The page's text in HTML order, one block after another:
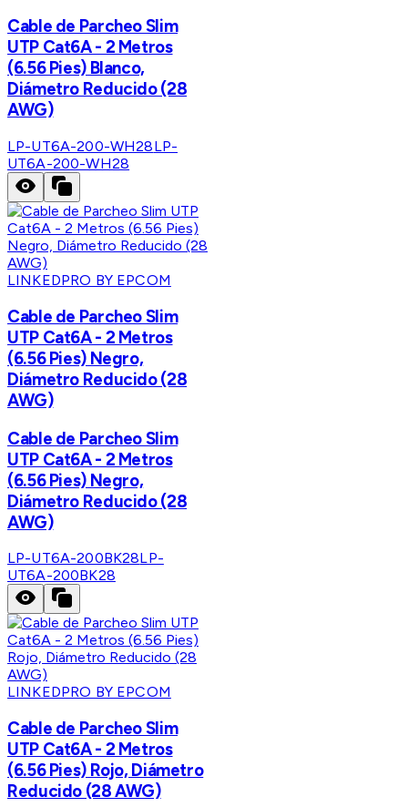
Cable de Parcheo Slim
UTP Cat6A - 2 Metros
(6.56 Pies) Blanco,
Diámetro Reducido (28
AWG)
LP-UT6A-200-WH28LP-
UT6A-200-WH28
LINKEDPRO BY EPCOM
Cable de Parcheo Slim
UTP Cat6A - 2 Metros
(6.56 Pies) Negro,
Diámetro Reducido (28
AWG)
Cable de Parcheo Slim
UTP Cat6A - 2 Metros
(6.56 Pies) Negro,
Diámetro Reducido (28
AWG)
LP-UT6A-200BK28LP-
UT6A-200BK28
LINKEDPRO BY EPCOM
Cable de Parcheo Slim
UTP Cat6A - 2 Metros
(6.56 Pies) Rojo, Diámetro
Reducido (28 AWG)